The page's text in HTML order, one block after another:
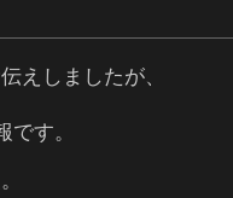
えしましたが、
す。